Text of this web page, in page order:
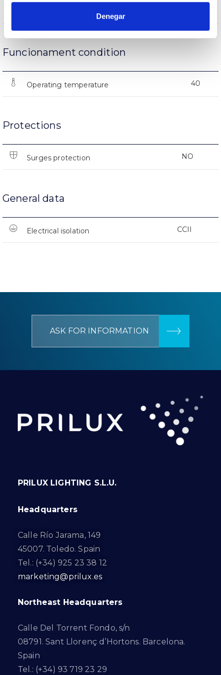
Denegar
Funcionament condition
Operating temperature 40
Protections
Surges protection NO
General data
Electrical isolation CCII
ASK FOR INFORMATION
PRILUX LIGHTING S.L.U.
Headquarters
Calle Río Jarama, 149
45007. Toledo. Spain
Tel.: (+34) 925 23 38 12
marketing@prilux.es
Northeast Headquarters
Calle Del Torrent Fondo, s/n
08791. Sant Llorenç d’Hortons. Barcelona.
Spain
Tel.: (+34) 93 719 23 29